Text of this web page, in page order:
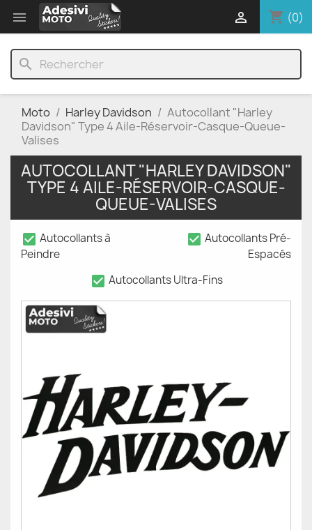
 shopping_cart (0)

search
Moto Harley Davidson
Autocollant "Harley
Davidson" Type 4 Aile-Réservoir-Casque-Queue-
Valises
AUTOCOLLANT "HARLEY DAVIDSON"
TYPE 4 AILE-RÉSERVOIR-CASQUE-
QUEUE-VALISES
check_box Autocollants à
Peindre
check_box Autocollants Pré-
Espacés
check_box Autocollants Ultra-Fins